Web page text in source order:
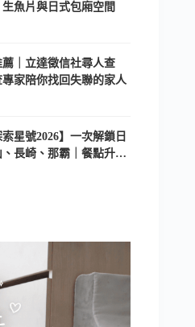
魚片與日式包廂空間
｜立達徵信社尋人查
家陪你找回失聯的家人
索星號2026】一次解鎖日
長崎、那霸｜餐點升
船上慶生超難忘